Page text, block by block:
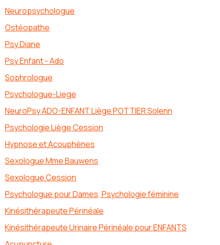
Neuropsychologue
Ostéopathe
Psy Diane
Psy Enfant - Ado
Sophrologue
Psychologue-Liege
NeuroPsy ADO-ENFANT Liège POTTIER Solenn
Psychologie Liège Cession
Hypnose et Acouphènes
Sexologue Mme Bauwens
Sexologue Cession
Psychologue pour Dames, Psychologie féminine
Kinésithérapeute Périnéale
Kinésithérapeute Urinaire Périnéale pour ENFANTS